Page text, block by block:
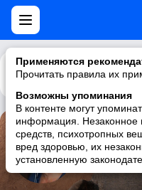
Применяются
Прочитать правила их
Возможны упоминания
В контенте могут
информация. Незаконное
средств, психотропных
вред здоровью, их
установленную
Каталог
7685